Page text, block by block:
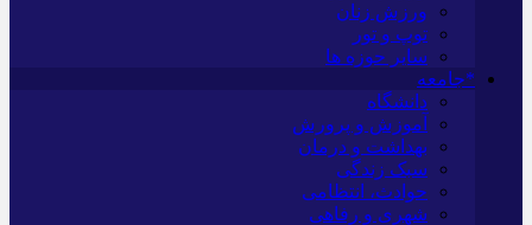
ورزش زنان
توپ و تور
سایر حوزه ها
*جامعه
دانشگاه
آموزش و پرورش
بهداشت و درمان
سبک زندگی
حوادث، انتظامی
شهری و رفاهی